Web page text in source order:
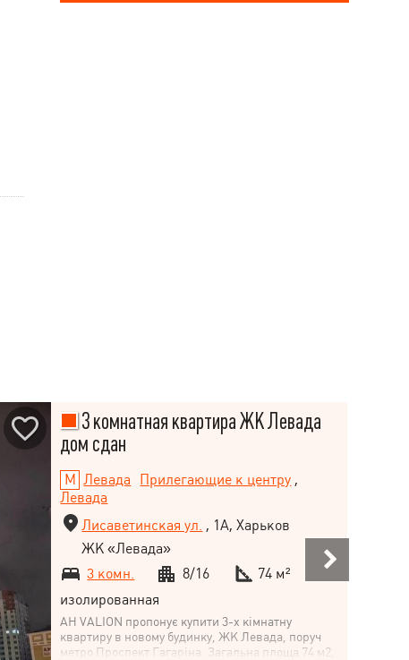
3 комнатная квартира ЖК Левада
дом сдан
Левада Прилегающие к центру ,
Левада
Лисаветинская ул. , 1А, Харьков
ЖК «Левада»
3 комн.
8/16
74 м²
изолированная
АН VALION пропонує купити 3-х кімнатну
квартиру в новому будинку, ЖК Левада, поруч
метро Проспект Гагаріна. Загальна площа 74 м2,